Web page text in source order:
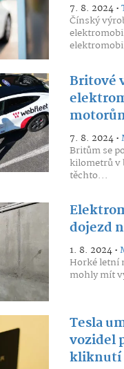
7. 8. 2024 •
Čínský
Britové
7. 8. 2024 •
Britům se
kilometrů v
těchto...
dojezd
1. 8. 2024 •
Horké letní
mohly mít
Tesla
vozidel
kliknutí